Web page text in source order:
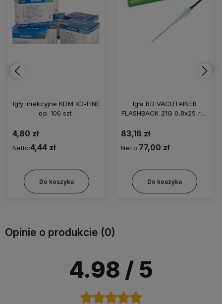
Igła BD VACUTAINER
FLASHBACK 21G 0,8x25 ref.
83,16 zł
Netto:77,00 zł
Do koszyka
Igły iniekcyjne Berofine op.
100 szt.
6,60 zł
Netto:6,11 zł
Do koszyka
Opinie o produkcie (0)
4.98 / 5